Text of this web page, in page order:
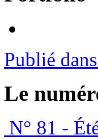
Publié
Le
N° 81 -